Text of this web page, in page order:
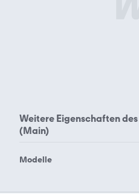
Weitere Eigenschaften des
(Main)
Modelle